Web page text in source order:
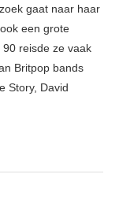
gaat naar haar
een grote
reisde ze vaak
Britpop bands
Story, David